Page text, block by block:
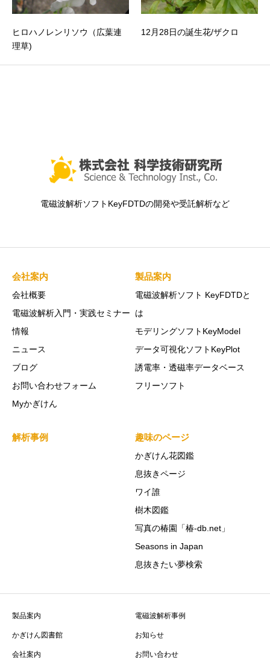
ヒロハノレンリソウ（広葉連
理草)
12月28日の誕生花/ザクロ
電磁波解析ソフトKeyFDTDの開発や受託解析など
会社案内
会社概要
電磁波解析入門・実践セミナー
情報
ニュース
ブログ
お問い合わせフォーム
Myかぎけん
製品案内
電磁波解析ソフト KeyFDTDと
は
モデリングソフトKeyModel
データ可視化ソフトKeyPlot
誘電率・透磁率データベース
フリーソフト
解析事例 趣味のページ
かぎけん花図鑑
息抜きページ
ワイ誰
樹木図鑑
写真の椿園「椿-db.net」
Seasons in Japan
息抜きたい夢検索
製品案内 電磁波解析事例
かぎけん図書館 お知らせ
会社案内 お問い合わせ